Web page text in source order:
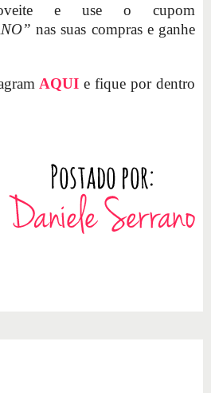
e use o cupom
nas suas compras e ganhe
AQUI e fique por dentro